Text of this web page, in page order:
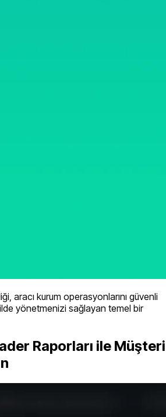
aracı kurum operasyonlarını güvenli
yönetmenizi sağlayan temel bir
Raporları ile Müşteri